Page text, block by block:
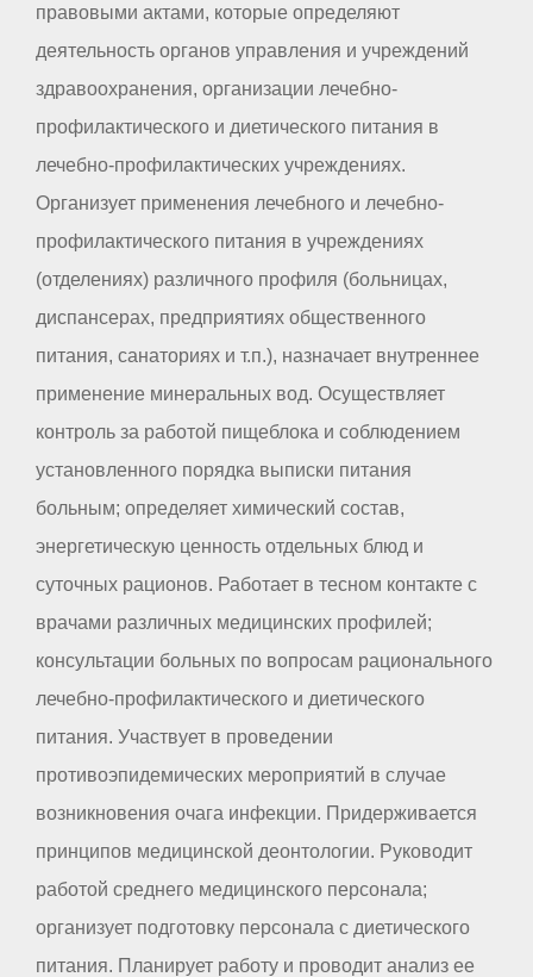
правовыми актами, которые определяют
деятельность органов управления и учреждений
здравоохранения, организации лечебно-
профилактического и диетического питания в
лечебно-профилактических учреждениях.
Организует применения лечебного и лечебно-
профилактического питания в учреждениях
(отделениях) различного профиля (больницах,
диспансерах, предприятиях общественного
питания, санаториях и т.п.), назначает внутреннее
применение минеральных вод. Осуществляет
контроль за работой пищеблока и соблюдением
установленного порядка выписки питания
больным; определяет химический состав,
энергетическую ценность отдельных блюд и
суточных рационов. Работает в тесном контакте с
врачами различных медицинских профилей;
консультации больных по вопросам рационального
лечебно-профилактического и диетического
питания. Участвует в проведении
противоэпидемических мероприятий в случае
возникновения очага инфекции. Придерживается
принципов медицинской деонтологии. Руководит
работой среднего медицинского персонала;
организует подготовку персонала с диетического
питания. Планирует работу и проводит анализ ее